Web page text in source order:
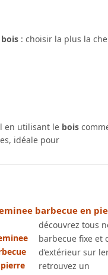
bois : choisir la plus la
en utilisant le bois
idéale pour
barbecue en
découvrez tous
barbecue fixe et
d’extérieur sur
retrouvez un